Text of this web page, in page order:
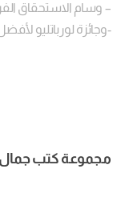
– وسام الاستحقاق
-وجائزة لورباتليو
مجموعة كتب جمال